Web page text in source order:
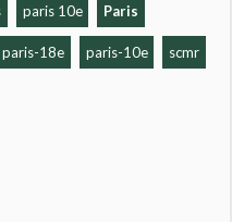
paris 10e Paris
paris-18e paris-10e scmr